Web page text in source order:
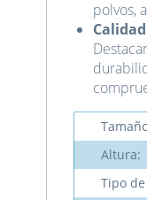
polvos,
Calidad
Altura:
Tipo